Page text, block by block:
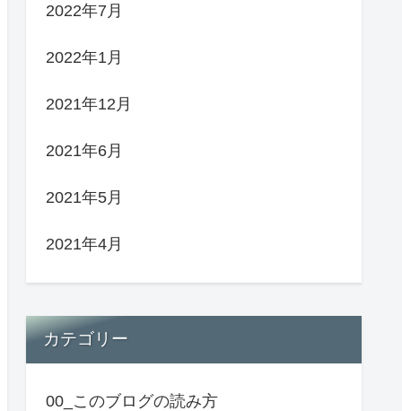
2022年7月
2022年1月
2021年12月
2021年6月
2021年5月
2021年4月
カテゴリー
00_このブログの読み方